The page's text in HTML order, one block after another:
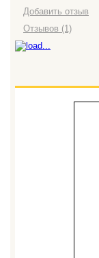
Добавить отзыв
Отзывов (1)